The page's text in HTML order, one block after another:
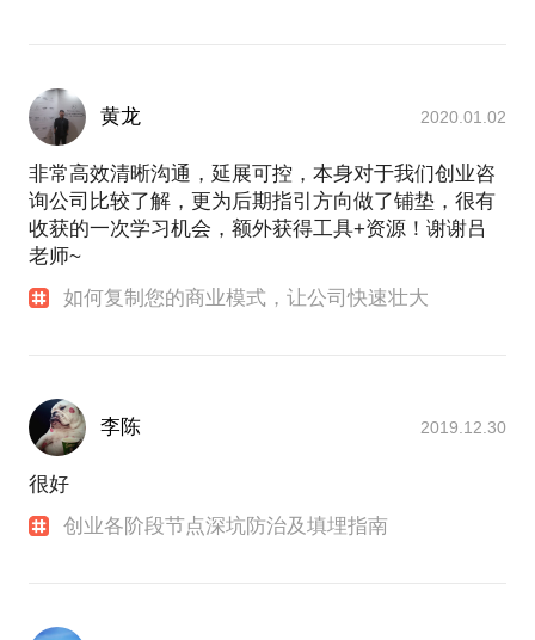
黄龙 2020.01.02
非常高效清晰沟通，延展可控，本身对于我们创业咨
询公司比较了解，更为后期指引方向做了铺垫，很有
收获的一次学习机会，额外获得工具+资源！谢谢吕
老师~
如何复制您的商业模式，让公司快速壮大
李陈 2019.12.30
很好
创业各阶段节点深坑防治及填埋指南